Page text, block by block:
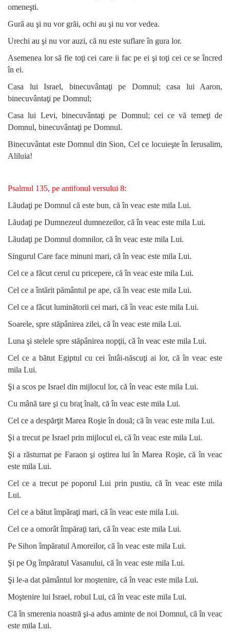
omeneşti.
Gură au şi nu vor grăi, ochi au şi nu vor vedea.
Urechi au şi nu vor auzi, că nu este suflare în gura lor.
Asemenea lor să fie toţi cei care ii fac pe ei şi toţi cei ce se încred
în ei.
Casa lui Israel, binecuvântaţi pe Domnul; casa lui Aaron,
binecuvântaţi pe Domnul;
Casa lui Levi, binecuvântaţi pe Domnul; cei ce vă temeţi de
Domnul, binecuvântaţi pe Domnul.
Binecuvântat este Domnul din Sion, Cel ce locuieşte în Ierusalim,
Aliluia!
Psalmul 135, pe antifonul versului 8:
Lăudaţi pe Domnul că este bun, că în veac este mila Lui.
Lăudaţi pe Dumnezeul dumnezeilor, că în veac este mila Lui.
Lăudaţi pe Domnul domnilor, că în veac este mila Lui.
Singurul Care face minuni mari, că în veac este mila Lui.
Cel ce a făcut cerul cu pricepere, că în veac este mila Lui.
Cel ce a întărit pământul pe ape, că în veac este mila Lui.
Cel ce a făcut luminătorii cei mari, că în veac este mila Lui.
Soarele, spre stăpânirea zilei, că în veac este mila Lui.
Luna şi stelele spre stăpânirea nopţii, că în veac este mila Lui.
Cel ce a bătut Egiptul cu cei întâi-născuţi ai lor, că în veac este
mila Lui.
Şi a scos pe Israel din mijlocul lor, că în veac este mila Lui.
Cu mână tare şi cu braţ înalt, că în veac este mila Lui.
Cel ce a despărţit Marea Roşie în două; că în veac este mila Lui.
Şi a trecut pe Israel prin mijlocul ei, că în veac este mila Lui.
Şi a răsturnat pe Faraon şi oştirea lui în Marea Roşie, că în veac
este mila Lui.
Cel ce a trecut pe poporul Lui prin pustiu, că în veac este mila
Lui.
Cel ce a bătut împăraţi mari, că în veac este mila Lui.
Cel ce a omorât împăraţi tari, că în veac este mila Lui.
Pe Sihon împăratul Amoreilor, că în veac este mila Lui.
Şi pe Og împăratul Vasanului, că în veac este mila Lui.
Şi le-a dat pământul lor moştenire, că în veac este mila Lui.
Moştenire lui Israel, robul Lui, că în veac este mila Lui.
Că în smerenia noastră şi-a adus aminte de noi Domnul, că în veac
este mila Lui.